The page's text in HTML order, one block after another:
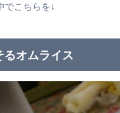
でこちらを↓
るオムライス